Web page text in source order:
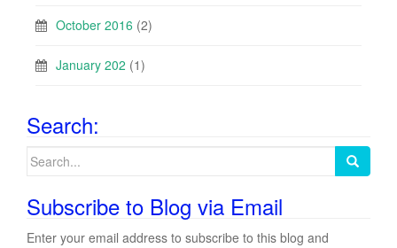
October 2016 (2)
January 202 (1)
Search:
Search
Subscribe to Blog via Email
Enter your email address to subscribe to this blog and